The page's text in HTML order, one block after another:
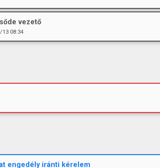
vezető
13 08:34
engedély iránti kérelem